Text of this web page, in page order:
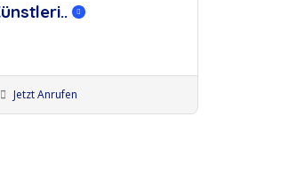
Künstler:innen Leipzig
Jetzt Anrufen